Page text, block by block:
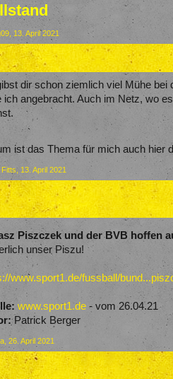
13. April 2021
dir schon ziemlich viel Mühe
ich angebracht. Auch im Netz, wo
ist das Thema für mich auch hier
Fitts 13. April 2021
Piszczek und der BVB hoffen
unser Piszu!
www.sport1.de/fussball/
www.sport1.de - vom 26.04.21
Patrick Berger
26. April 2021